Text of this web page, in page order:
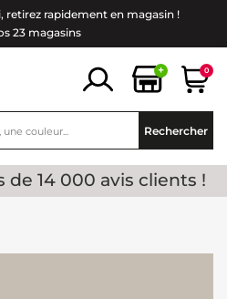
rapidement en magasin !
23 magasins
+ 0
Rechercher
de 14 000 avis clients !